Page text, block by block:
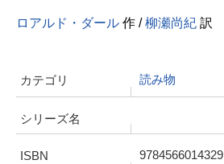
ロアルド・ダール 作 /柳瀬尚紀 訳
カテゴリ 読み物
シリーズ名
ISBN 9784566014329